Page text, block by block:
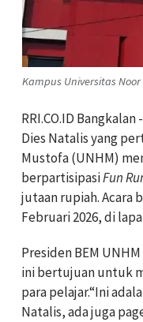
Kampus Universitas
RRI.CO.ID
Dies Natalis yang
Mustofa (UNHM)
berpartisipasiFun
jutaan rupiah. Acara
Februari 2026, di
Presiden BEM
ini bertujuan untuk
para pelajar.“Ini
Natalis, ada juga